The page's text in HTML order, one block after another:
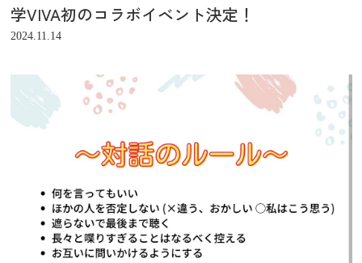
学VIVA初のコラボイベント決定！
2024.11.14